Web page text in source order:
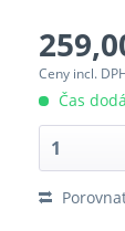
Ceny incl.
Čas